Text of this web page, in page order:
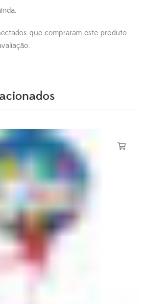
que compraram este produto